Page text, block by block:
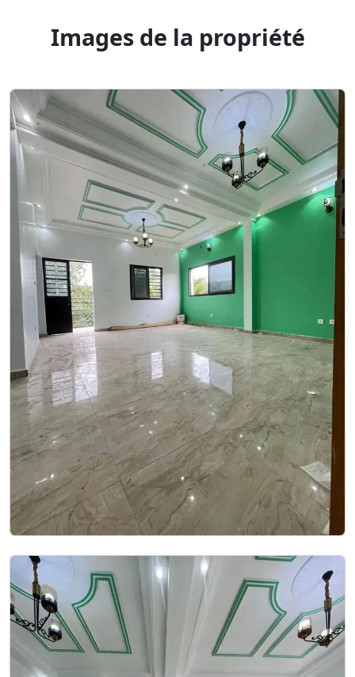
Images de la propriété